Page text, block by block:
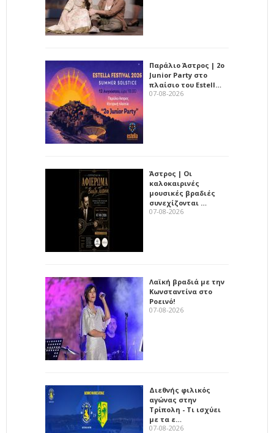
Παράλιο Άστρος | 2ο
Junior Party στο
πλαίσιο του Estell…
07-08-2026
Άστρος | Οι
καλοκαιρινές
μουσικές βραδιές
συνεχίζονται …
07-08-2026
Λαϊκή βραδιά με την
Κωνσταντίνα στο
Ροεινό!
07-08-2026
Διεθνής φιλικός
αγώνας στην
Τρίπολη - Τι ισχύει
με τα ε…
07-08-2026